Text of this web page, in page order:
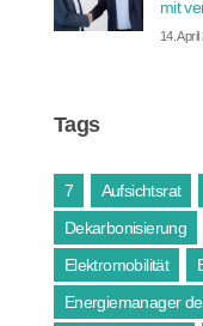
mit
14. April
Tags
7 Aufsichtsrat
Dekarbonisierung
Elektromobilität
Energiemanager